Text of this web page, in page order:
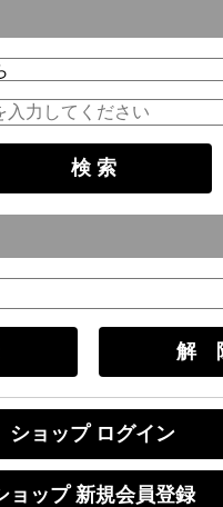
ショップ ログイン
ョップ 新規会員登録